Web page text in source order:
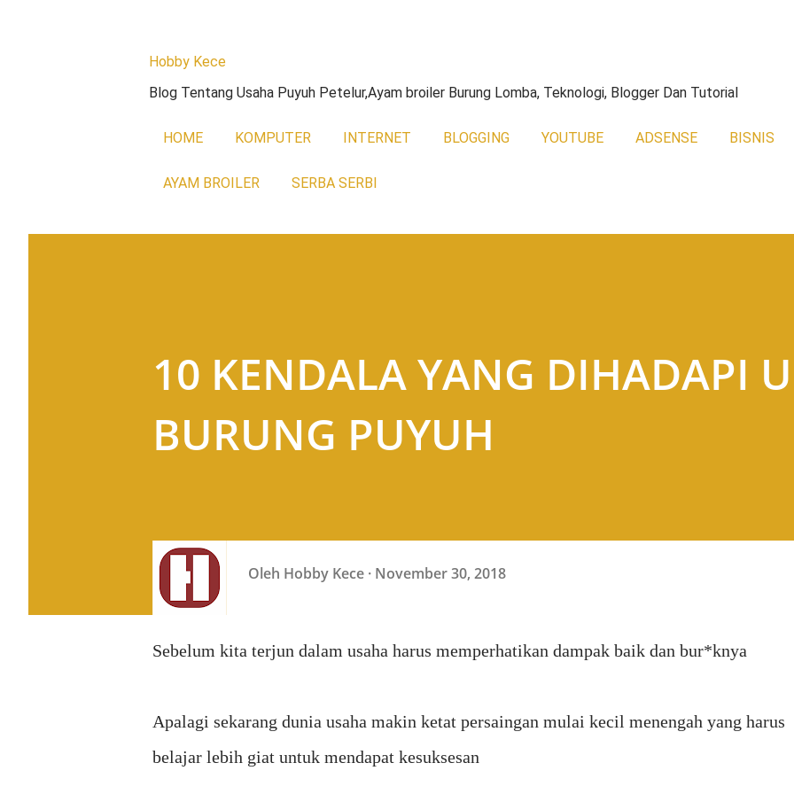
Hobby Kece
Blog Tentang Usaha Puyuh Petelur,Ayam broiler Burung Lomba, Teknologi, Blogger Dan Tutorial
HOME KOMPUTER INTERNET BLOGGING YOUTUBE ADSENSE BISNIS
AYAM BROILER SERBA SERBI
10 KENDALA YANG DIHADAPI
BURUNG PUYUH
Oleh Hobby Kece November 30, 2018
Sebelum kita terjun dalam usaha harus memperhatikan dampak baik dan bur*knya
Apalagi sekarang dunia usaha makin ketat persaingan mulai kecil menengah yang harus
belajar lebih giat untuk mendapat kesuksesan